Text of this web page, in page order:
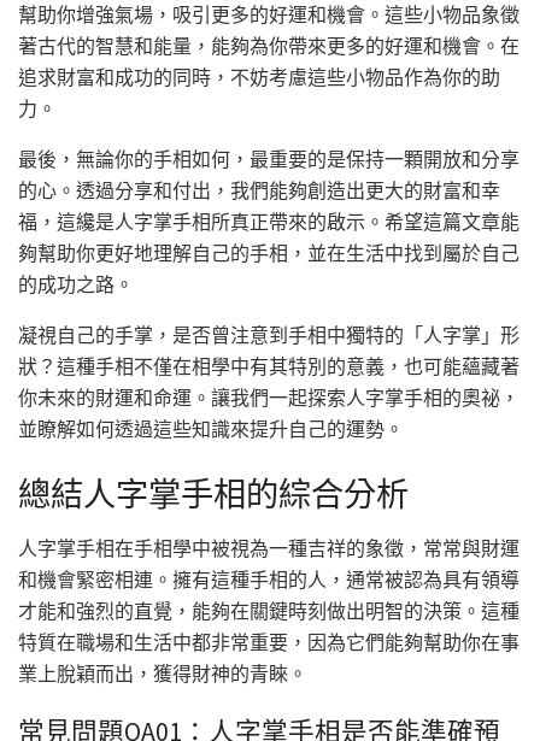
幫助你增強氣場，吸引更多的好運和機會。這些小物品象徵
著古代的智慧和能量，能夠為你帶來更多的好運和機會。在
追求財富和成功的同時，不妨考慮這些小物品作為你的助
力。
最後，無論你的手相如何，最重要的是保持一顆開放和分享
的心。透過分享和付出，我們能夠創造出更大的財富和幸
福，這纔是人字掌手相所真正帶來的啟示。希望這篇文章能
夠幫助你更好地理解自己的手相，並在生活中找到屬於自己
的成功之路。
凝視自己的手掌，是否曾注意到手相中獨特的「人字掌」形
狀？這種手相不僅在相學中有其特別的意義，也可能蘊藏著
你未來的財運和命運。讓我們一起探索人字掌手相的奧祕，
並瞭解如何透過這些知識來提升自己的運勢。
總結人字掌手相的綜合分析
人字掌手相在手相學中被視為一種吉祥的象徵，常常與財運
和機會緊密相連。擁有這種手相的人，通常被認為具有領導
才能和強烈的直覺，能夠在關鍵時刻做出明智的決策。這種
特質在職場和生活中都非常重要，因為它們能夠幫助你在事
業上脫穎而出，獲得財神的青睞。
常見問題QA01：人字掌手相是否能準確預